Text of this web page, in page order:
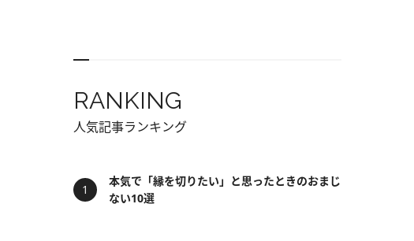
RANKING
人気記事ランキング
本気で「縁を切りたい」と思ったときのおまじ
ない10選